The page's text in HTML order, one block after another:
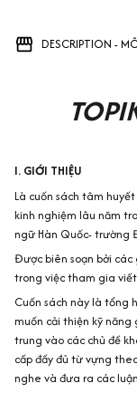
DESCRIPTION -
I. GIỚI THIỆU
Là cuốn sách tâm
kinh nghiệm lâu năm
ngữ Hàn Quốc- trường
Được biên soạn bởi các
trong việc tham gia
Cuốn sách này là tổng
muốn cải thiện kỹ
trung vào các chủ đề
cấp đầy đủ từ vựng
nghe và đưa ra các